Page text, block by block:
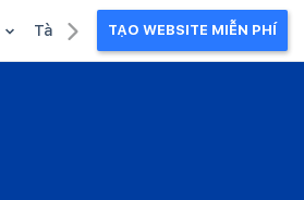
Tài liệu kinh doanhTẠO WEBSITE MIỄN PHÍ